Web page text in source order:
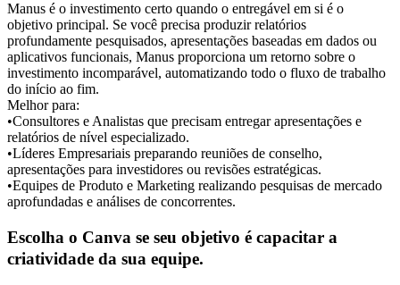
Manus é o investimento certo quando o entregável em si é o
objetivo principal. Se você precisa produzir relatórios
profundamente pesquisados, apresentações baseadas em dados ou
aplicativos funcionais, Manus proporciona um retorno sobre o
investimento incomparável, automatizando todo o fluxo de trabalho
do início ao fim.
Melhor para:
•Consultores e Analistas que precisam entregar apresentações e
relatórios de nível especializado.
•Líderes Empresariais preparando reuniões de conselho,
apresentações para investidores ou revisões estratégicas.
•Equipes de Produto e Marketing realizando pesquisas de mercado
aprofundadas e análises de concorrentes.
Escolha o Canva se seu objetivo é capacitar a
criatividade da sua equipe.